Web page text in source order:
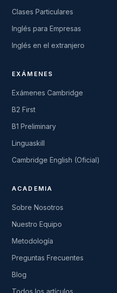
Clases Particulares
Inglés para Empresas
Inglés en el extranjero
EXÁMENES
Exámenes Cambridge
B2 First
B1 Preliminary
Linguaskill
Cambridge English (Oficial)
ACADEMIA
Sobre Nosotros
Nuestro Equipo
Metodología
Preguntas Frecuentes
Blog
Todos los artículos